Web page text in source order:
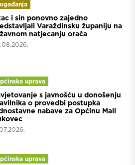
i sin ponovno zajedno
Varaždinsku županiju na
natjecanju orača
uprava
s javnošću u donošenju
o provedbi postupka
nabave za Općinu Mali
uprava